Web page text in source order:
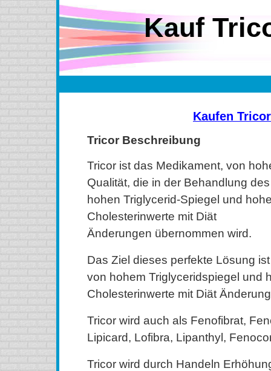
Kauf
Kaufen Tricor
Tricor Beschreibung
Tricor ist das Medikament, von
Qualität, die in der Behandlung des
hohen Triglycerid-Spiegel und
Cholesterinwerte mit Diät
Änderungen übernommen wird.
Das Ziel dieses perfekte Lösung
von hohem Triglyceridspiegel und
Cholesterinwerte mit Diät
Tricor wird auch als Fenofibrat,
Lipicard, Lofibra, Lipanthyl,
Tricor wird durch Handeln